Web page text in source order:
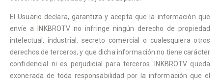
El Usuario declara, garantiza y acepta que la información que
envíe a INKBROTV no infringe ningún derecho de propiedad
intelectual, industrial, secreto comercial o cualesquiera otros
derechos de terceros, y que dicha información no tiene carácter
confidencial ni es perjudicial para terceros. INKBROTV queda
exonerada de toda responsabilidad por la información que el